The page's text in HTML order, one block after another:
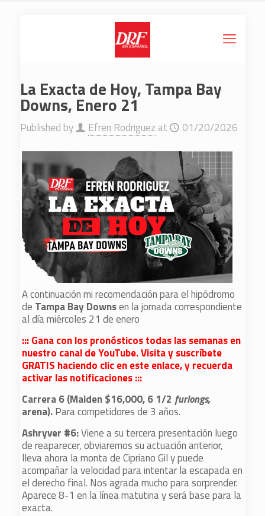
La Exacta de Hoy, Tampa Bay
Downs, Enero 21
Published by Efren Rodriguez at 01/20/2026
A continuación mi recomendación para el hipódromo
de Tampa Bay Downsen la jornada correspondiente
al día miércoles 21 de enero
::: Gana con los pronósticos todas las semanas en
nuestro canal de YouTube. Visita y suscríbete
GRATIS haciendo clic en este enlace, y recuerda
activar las notificaciones :::
Carrera 6 (Maiden $16,000, 6 1/2 furlongs,
arena).Para competidores de 3 años.
Ashryver #6:Viene a su tercera presentación luego
de reaparecer, obviaremos su actuación anterior,
lleva ahora la monta de Cipriano Gil y puede
acompañar la velocidad para intentar la escapada en
el derecho final. Nos agrada mucho para sorprender.
Aparece 8-1 en la línea matutina y será base para la
exacta.